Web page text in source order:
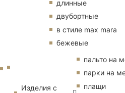
длинные
двубортные
в стиле max mara
бежевые
Изделия с
пальто на
парки на
плащи